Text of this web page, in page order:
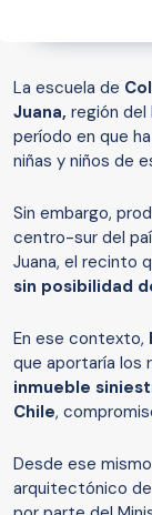
La escuela de
Juana, región
período en que
niñas y niños de
Sin embargo,
centro-sur del
Juana, el recinto
sin posibilidad
En ese contexto,
que aportaría los
inmueble
Chile,
Desde ese
arquitectónico